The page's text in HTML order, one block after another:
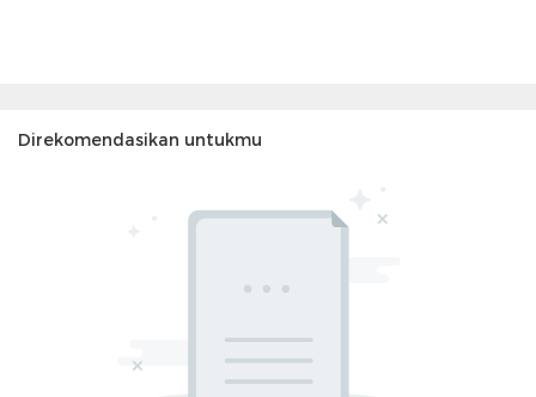
Direkomendasikan untukmu